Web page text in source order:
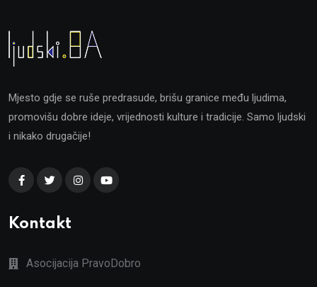
Mjesto gdje se ruše predrasude, brišu granice među ljudima,
promovišu dobre ideje, vrijednosti kulture i tradicije. Samo ljudski
i nikako drugačije!
Kontakt
Asocijacija PravoDobro